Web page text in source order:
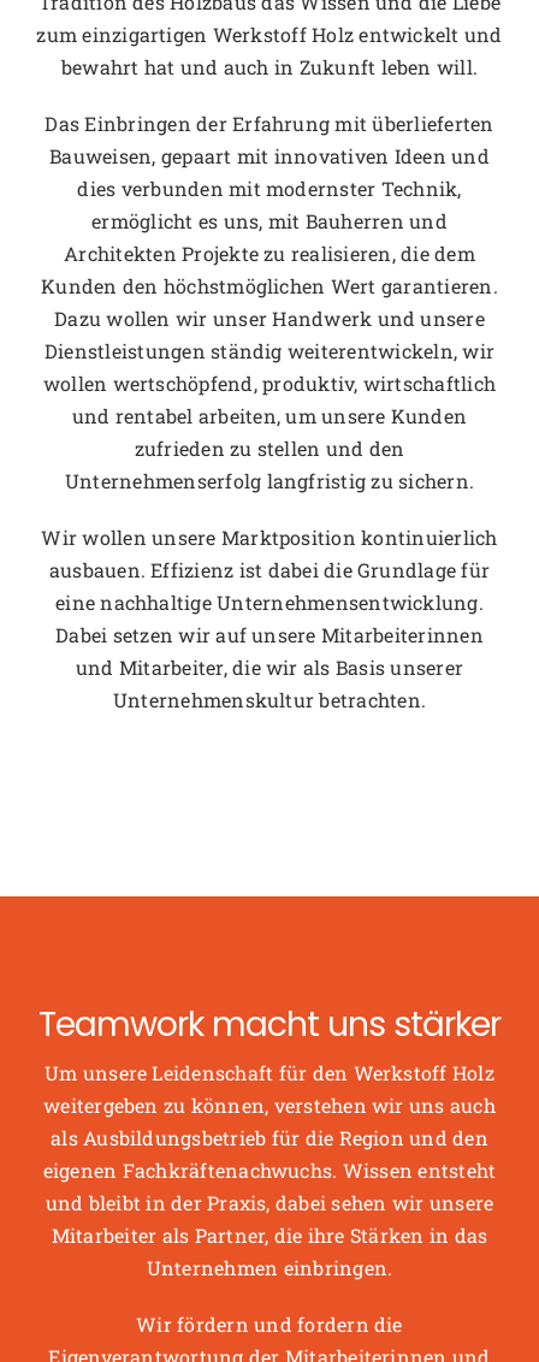
zum einzigartigen Werkstoff Holz entwickelt und
bewahrt hat und auch in Zukunft leben will.
Das Einbringen der Erfahrung mit überlieferten
Bauweisen, gepaart mit innovativen Ideen und
dies verbunden mit modernster Technik,
ermöglicht es uns, mit Bauherren und
Architekten Projekte zu realisieren, die dem
Kunden den höchstmöglichen Wert garantieren.
Dazu wollen wir unser Handwerk und unsere
Dienstleistungen ständig weiterentwickeln, wir
wollen wertschöpfend, produktiv, wirtschaftlich
und rentabel arbeiten, um unsere Kunden
zufrieden zu stellen und den
Unternehmenserfolg langfristig zu sichern.
Wir wollen unsere Marktposition kontinuierlich
ausbauen. Effizienz ist dabei die Grundlage für
eine nachhaltige Unternehmensentwicklung.
Dabei setzen wir auf unsere Mitarbeiterinnen
und Mitarbeiter, die wir als Basis unserer
Unternehmenskultur betrachten.
Teamwork macht uns stärker
Um unsere Leidenschaft für den Werkstoff Holz
weitergeben zu können, verstehen wir uns auch
als Ausbildungsbetrieb für die Region und den
eigenen Fachkräftenachwuchs. Wissen entsteht
und bleibt in der Praxis, dabei sehen wir unsere
Mitarbeiter als Partner, die ihre Stärken in das
Unternehmen einbringen.
Wir fördern und fordern die
Eigenverantwortung der Mitarbeiterinnen und